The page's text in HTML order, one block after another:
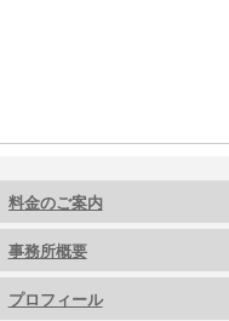
料金のご案内
事務所概要
プロフィール